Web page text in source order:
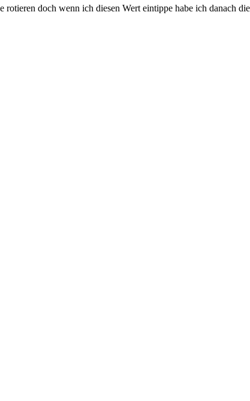
doch wenn ich diesen Wert eintippe habe ich danach